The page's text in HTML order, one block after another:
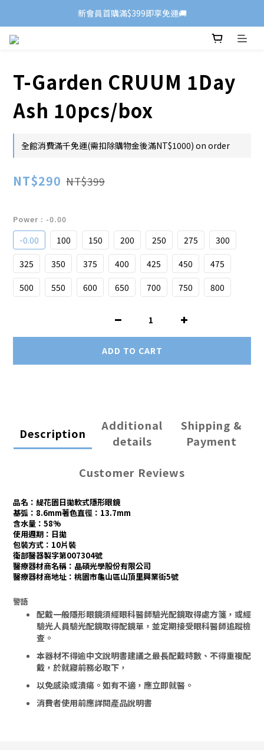
新會員首購滿$399即享免運🚚
T-Garden CRUUM 1Day
Ash 10pcs/box
全館消費滿千免運(需扣除購物金後滿NT$1000) on order
NT$290 NT$399
Power : -0.00
-0.00 100 150 200 250 275
300
325
350 375 400 425 450
475
500
550 600 650 700 750 800
ADD TO CART
Description
Additional
details
Shipping &
Payment
Customer Reviews
品名：緹花園日拋軟式隱形眼鏡
基弧：8.6mm著色直徑：13.7mm
含水量：58%
使用週期：日拋
包裝方式：10片裝
衛部醫器製字第007304號
醫療器材商名稱：晶碩光學股份有限公司
醫療器材商地址：桃園市龜山區山頂里興業街5號
警語
配戴一般隱形眼鏡須經眼科醫師驗光配鏡取得處方箋，或經
驗光人員驗光配鏡取得配鏡單，並定期接受眼科醫師追蹤檢
查。
本器材不得逾中文說明書建議之最長配戴時數、不得重複配
戴，於就寢前務必取下，
以免感染或潰瘍。 如有不適，應立即就醫。
消費者使用前應詳閱產品說明書